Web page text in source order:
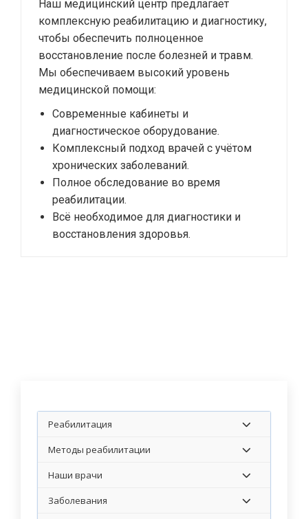
Наш медицинский центр предлагает
комплексную реабилитацию и диагностику,
чтобы обеспечить полноценное
восстановление после болезней и травм.
Мы обеспечиваем высокий уровень
медицинской помощи:
Современные кабинеты и
диагностическое оборудование.
Комплексный подход врачей с учётом
хронических заболеваний.
Полное обследование во время
реабилитации.
Всё необходимое для диагностики и
восстановления здоровья.
Реабилитация
Методы реабилитации
Наши врачи
Заболевания